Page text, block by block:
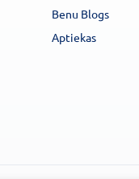
Benu Blogs
Aptiekas